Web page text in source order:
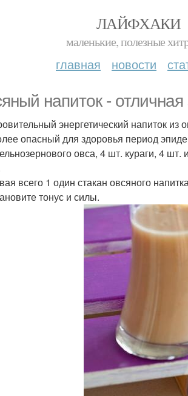
ЛАЙФХАКИ
маленькие, полезные
главная новости
напиток -
энергетический напиток
опасный для здоровья период
овса, 4 шт. кураги, 4
всего 1 один стакан овсяного
тонус и силы.